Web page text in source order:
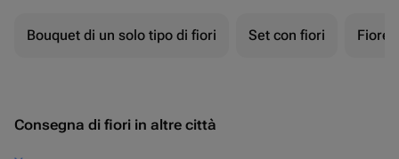
Bouquet di un solo tipo di fiori Set con fiori Fiore
Consegna di fiori in altre città